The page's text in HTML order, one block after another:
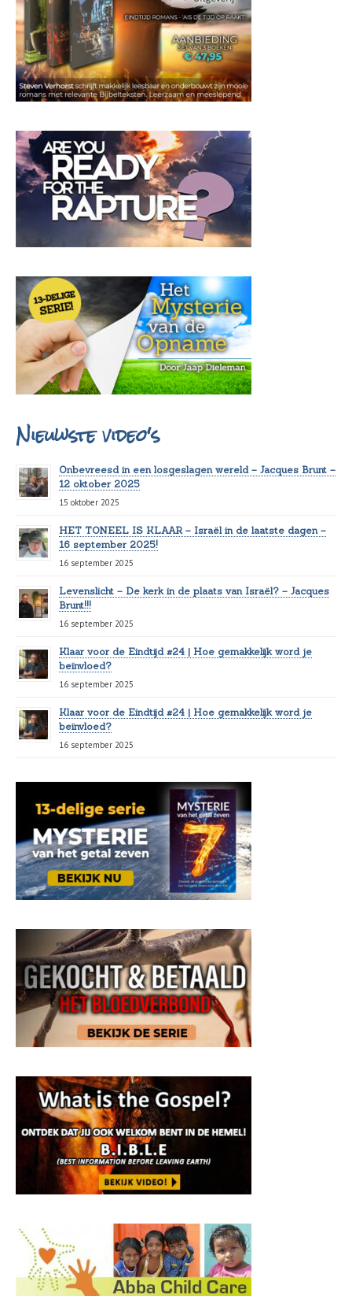
Nieuwste video's
Onbevreesd in een losgeslagen wereld – Jacques Brunt –
12 oktober 2025
15 oktober 2025
HET TONEEL IS KLAAR – Israël in de laatste dagen –
16 september 2025!
16 september 2025
Levenslicht – De kerk in de plaats van Israël? – Jacques
Brunt!!!
16 september 2025
Klaar voor de Eindtijd #24 | Hoe gemakkelijk word je
beïnvloed?
16 september 2025
Klaar voor de Eindtijd #24 | Hoe gemakkelijk word je
beïnvloed?
16 september 2025